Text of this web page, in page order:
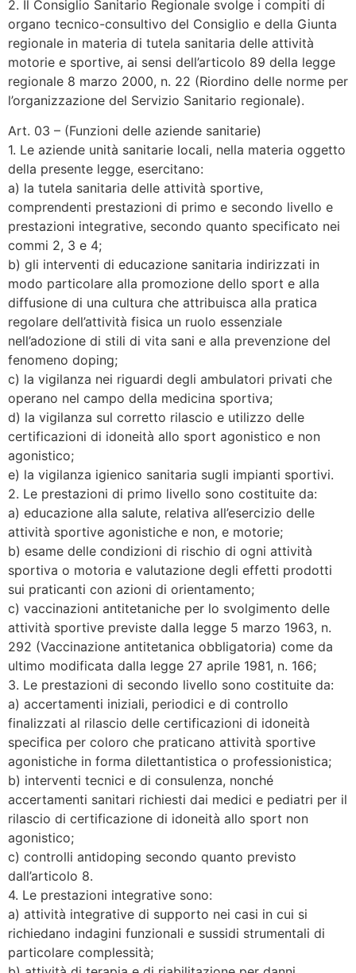
2. Il Consiglio Sanitario Regionale svolge i compiti di
organo tecnico-consultivo del Consiglio e della Giunta
regionale in materia di tutela sanitaria delle attività
motorie e sportive, ai sensi dell’articolo 89 della legge
regionale 8 marzo 2000, n. 22 (Riordino delle norme per
l’organizzazione del Servizio Sanitario regionale).
Art. 03 – (Funzioni delle aziende sanitarie)
1. Le aziende unità sanitarie locali, nella materia oggetto
della presente legge, esercitano:
a) la tutela sanitaria delle attività sportive,
comprendenti prestazioni di primo e secondo livello e
prestazioni integrative, secondo quanto specificato nei
commi 2, 3 e 4;
b) gli interventi di educazione sanitaria indirizzati in
modo particolare alla promozione dello sport e alla
diffusione di una cultura che attribuisca alla pratica
regolare dell’attività fisica un ruolo essenziale
nell’adozione di stili di vita sani e alla prevenzione del
fenomeno doping;
c) la vigilanza nei riguardi degli ambulatori privati che
operano nel campo della medicina sportiva;
d) la vigilanza sul corretto rilascio e utilizzo delle
certificazioni di idoneità allo sport agonistico e non
agonistico;
e) la vigilanza igienico sanitaria sugli impianti sportivi.
2. Le prestazioni di primo livello sono costituite da:
a) educazione alla salute, relativa all’esercizio delle
attività sportive agonistiche e non, e motorie;
b) esame delle condizioni di rischio di ogni attività
sportiva o motoria e valutazione degli effetti prodotti
sui praticanti con azioni di orientamento;
c) vaccinazioni antitetaniche per lo svolgimento delle
attività sportive previste dalla legge 5 marzo 1963, n.
292 (Vaccinazione antitetanica obbligatoria) come da
ultimo modificata dalla legge 27 aprile 1981, n. 166;
3. Le prestazioni di secondo livello sono costituite da:
a) accertamenti iniziali, periodici e di controllo
finalizzati al rilascio delle certificazioni di idoneità
specifica per coloro che praticano attività sportive
agonistiche in forma dilettantistica o professionistica;
b) interventi tecnici e di consulenza, nonché
accertamenti sanitari richiesti dai medici e pediatri per il
rilascio di certificazione di idoneità allo sport non
agonistico;
c) controlli antidoping secondo quanto previsto
dall’articolo 8.
4. Le prestazioni integrative sono:
a) attività integrative di supporto nei casi in cui si
richiedano indagini funzionali e sussidi strumentali di
particolare complessità;